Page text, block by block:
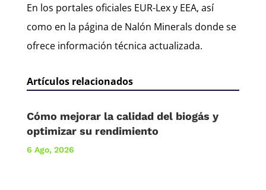
En los portales oficiales EUR-Lex y EEA, así
como en la página de Nalón Minerals donde se
ofrece información técnica actualizada.
Artículos relacionados
Cómo mejorar la calidad del biogás y
optimizar su rendimiento
6 Ago, 2026